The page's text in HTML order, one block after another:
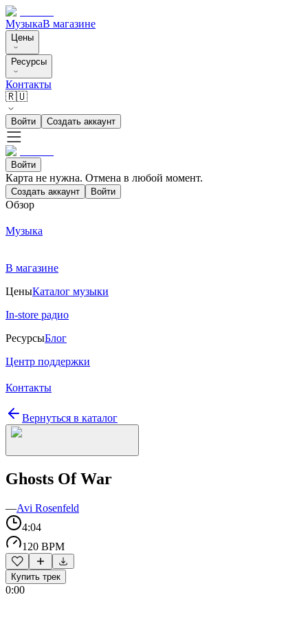
МузыкаВ магазине
Цены
Ресурсы
Контакты
🇷🇺
Войти Создать аккаунт
Войти
Карта не нужна. Отмена в любой момент.
Создать аккаунт Войти
Обзор
Музыка
В магазине
ЦеныКаталог музыки
In-store радио
РесурсыБлог
Центр поддержки
Контакты
Вернуться в каталог
Ghosts Of War
—Avi Rosenfeld
4:04
120 BPM
Купить трек
0:00